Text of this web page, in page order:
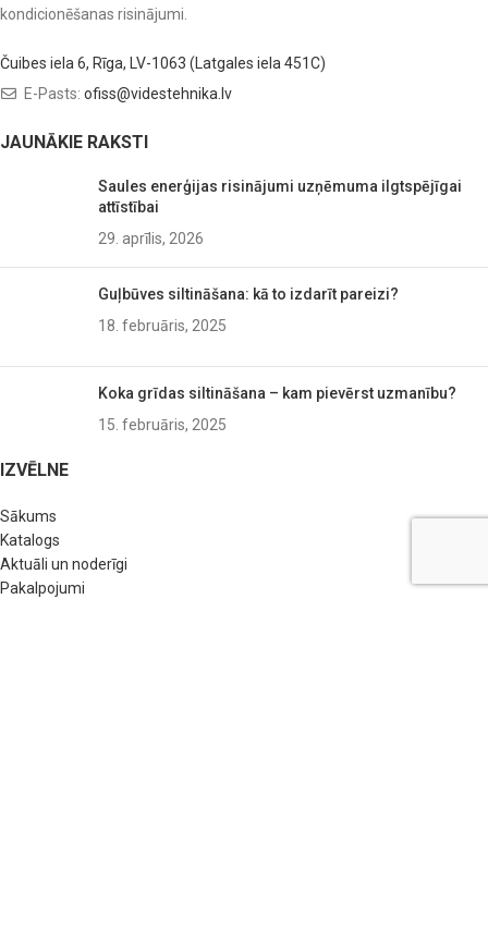
kondicionēšanas risinājumi.
Čuibes iela 6, Rīga, LV-1063 (Latgales iela 451C)
E-Pasts: ofiss@videstehnika.lv
JAUNĀKIE RAKSTI
Saules enerģijas risinājumi uzņēmuma ilgtspējīgai
attīstībai
29. aprīlis, 2026
Guļbūves siltināšana: kā to izdarīt pareizi?
18. februāris, 2025
Koka grīdas siltināšana – kam pievērst uzmanību?
15. februāris, 2025
IZVĒLNE
Sākums
Katalogs
Aktuāli un noderīgi
Pakalpojumi